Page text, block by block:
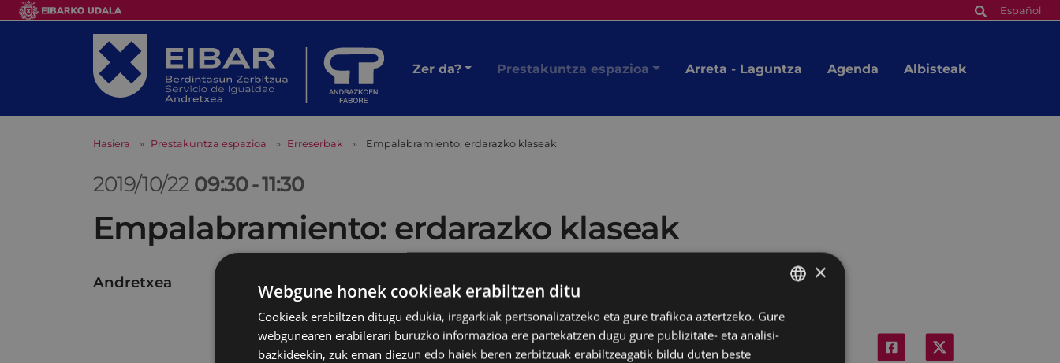
Español
Zer da? Prestakuntza espazioa Arreta - Laguntza Agenda Albisteak
Hasiera Prestakuntza espazioa Erreserbak Empalabramiento: erdarazko klaseak
2019/10/22 09:30-11:30
Empalabramiento: erdarazko klaseak
Andretxea
BASQUE
SPANISH
×
Webgune honek cookieak erabiltzen ditu
Cookieak erabiltzen ditugu edukia, iragarkiak pertsonalizatzeko eta gure trafikoa aztertzeko. Gure
webgunearen erabilerari buruzko informazioa ere partekatzen dugu gure publizitate- eta analisi-
bazkideekin, zuk eman diezun edo haiek beren zerbitzuak erabiltzeagatik bildu duten beste